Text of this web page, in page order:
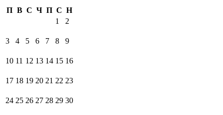
П В С Ч П С Н
1
2
3 4 5 6 7 8 9
10 11 12 13 14 15 16
17 18 19 20 21 22 23
24 25 26 27 28 29 30